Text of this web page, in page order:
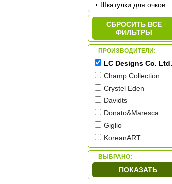
Шкатулки для очков
Шкатулки для
рукоделия
СБРОСИТЬ ВСЕ
ФИЛЬТРЫ
ПРОИЗВОДИТЕЛИ:
LC Designs Co. Ltd.
Champ Collection
Crystel Eden
Davidts
Donato&Maresca
Giglio
KoreanART
Rovertime
TechBox
ВЫБРАНО:
ПОКАЗАТЬ